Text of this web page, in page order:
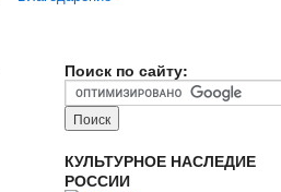
Поиск по сайту:
КУЛЬТУРНОЕ НАСЛЕДИЕ
РОССИИ